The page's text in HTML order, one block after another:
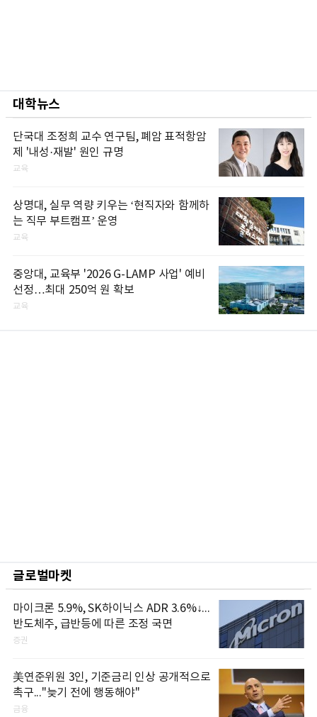
대학뉴스
단국대 조정희 교수 연구팀, 폐암 표적항암
제 '내성·재발' 원인 규명
교육
상명대, 실무 역량 키우는 ‘현직자와 함께하
는 직무 부트캠프’ 운영
교육
중앙대, 교육부 '2026 G-LAMP 사업' 예비
선정…최대 250억 원 확보
교육
글로벌마켓
마이크론 5.9%, SK하이닉스 ADR 3.6%↓...
반도체주, 급반등에 따른 조정 국면
증권
美연준위원 3인, 기준금리 인상 공개적으로
촉구..."늦기 전에 행동해야"
금융